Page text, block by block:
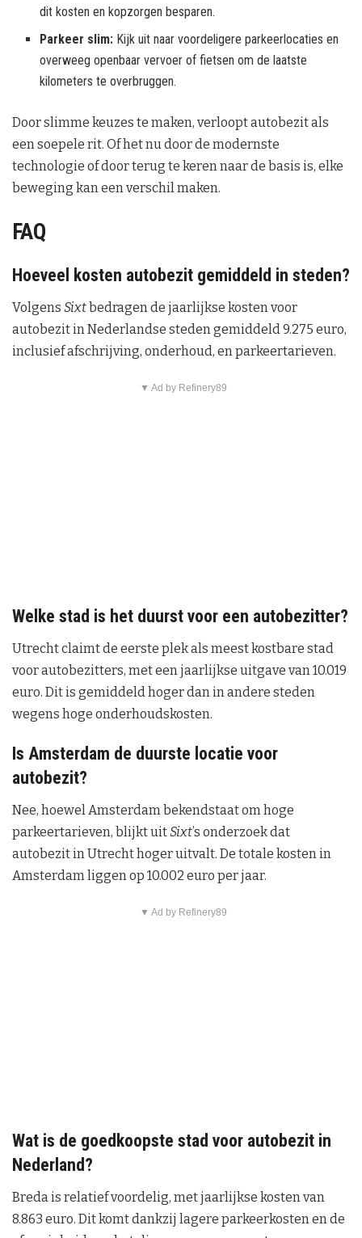
dit kosten en kopzorgen besparen.
Parkeer slim: Kijk uit naar voordeligere parkeerlocaties en
overweeg openbaar vervoer of fietsen om de laatste
kilometers te overbruggen.
Door slimme keuzes te maken, verloopt autobezit als
een soepele rit. Of het nu door de modernste
technologie of door terug te keren naar de basis is, elke
beweging kan een verschil maken.
FAQ
Hoeveel kosten autobezit gemiddeld in steden?
Volgens Sixtbedragen de jaarlijkse kosten voor
autobezit in Nederlandse steden gemiddeld 9.275 euro,
inclusief afschrijving, onderhoud, en parkeertarieven.
▼ Ad by Refinery89
Welke stad is het duurst voor een autobezitter?
Utrecht claimt de eerste plek als meest kostbare stad
voor autobezitters, met een jaarlijkse uitgave van 10.019
euro. Dit is gemiddeld hoger dan in andere steden
wegens hoge onderhoudskosten.
Is Amsterdam de duurste locatie voor
autobezit?
Nee, hoewel Amsterdam bekendstaat om hoge
parkeertarieven, blijkt uitSixt’s onderzoek dat
autobezit in Utrecht hoger uitvalt. De totale kosten in
Amsterdam liggen op 10.002 euro per jaar.
▼ Ad by Refinery89
Wat is de goedkoopste stad voor autobezit in
Nederland?
Breda is relatief voordelig, met jaarlijkse kosten van
8.863 euro. Dit komt dankzij lagere parkeerkosten en de